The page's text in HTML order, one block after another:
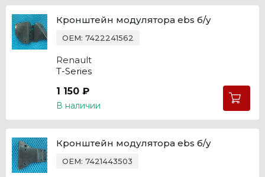
Кронштейн модулятора ebs б/у
OEM: 7422241562
Renault
T-Series
1 150 ₽
В наличии
Кронштейн модулятора ebs б/у
OEM: 7421443503